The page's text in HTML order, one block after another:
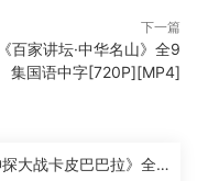
下一篇
百家讲坛·中华名山》全9
集国语中字[720P][MP4]
大战卡皮巴巴拉》全2